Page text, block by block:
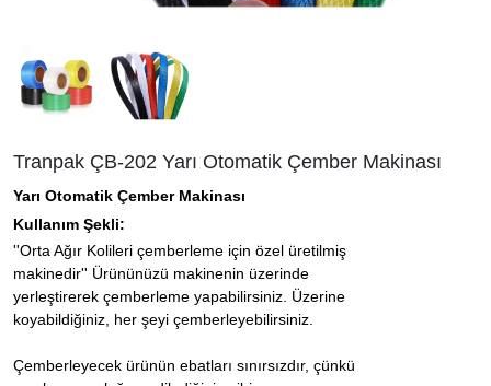
Tranpak ÇB-202 Yarı Otomatik Çember Makinası
Yarı Otomatik Çember Makinası
Kullanım Şekli:
''Orta Ağır Kolileri çemberleme için özel üretilmiş
makinedir'' Ürününüzü makinenin üzerinde
yerleştirerek çemberleme yapabilirsiniz. Üzerine
koyabildiğiniz, her şeyi çemberleyebilirsiniz.
Çemberleyecek ürünün ebatları sınırsızdır, çünkü